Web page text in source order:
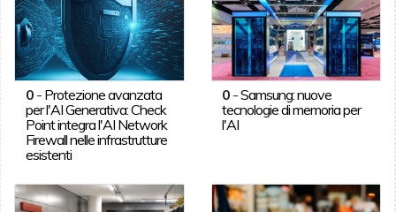
0- Protezione avanzata
per l'AI Generativa: Check
Point integra l'AI Network
Firewall nelle infrastrutture
esistenti
0 -Samsung: nuove
tecnologie di memoria per
l'AI